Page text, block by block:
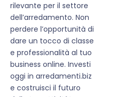
rilevante per il settore
dell’arredamento. Non
perdere l’opportunità di
dare un tocco di classe
e professionalità al tuo
business online. Investi
oggi in arredamenti.biz
e costruisci il futuro